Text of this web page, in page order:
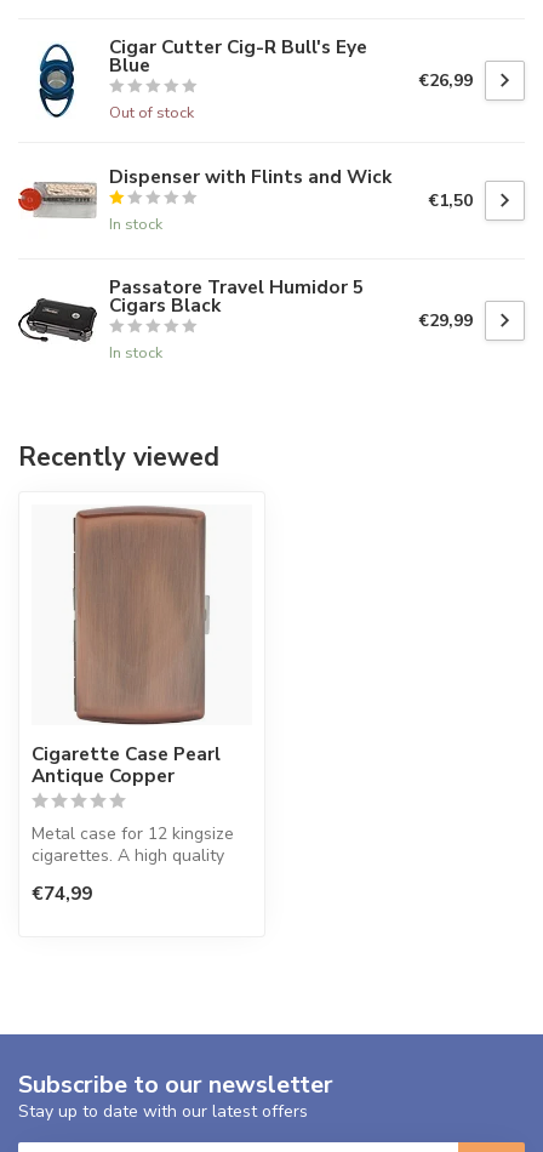
Cigar Cutter Cig-R Bull's Eye
Blue
Out of stock
€26,99
Dispenser with Flints and Wick
In stock
€1,50
Passatore Travel Humidor 5
Cigars Black
In stock
€29,99
Recently viewed
Cigarette Case Pearl
Antique Copper
Metal case for 12 kingsize
cigarettes. A high quality
€74,99
Subscribe to our newsletter
Stay up to date with our latest offers